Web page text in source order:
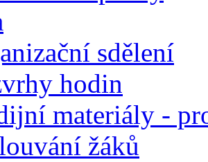
sdělení
hodin
materiály -
žáků